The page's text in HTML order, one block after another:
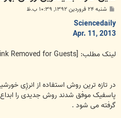
ت
شنبه ۲۴ فروردین ۱۳۹۲, ۱۰:۳۹ ب.ظ
Sciencedaily
Apr. 11, 2013
لینک مطلب: [External Link Removed for Guests]
در تازه ترین روش استفاده از انرژِی
پاسفیک موفق شدند روش جدیدی را ابداع
گرفته می شود .